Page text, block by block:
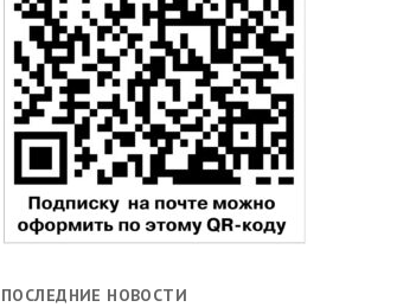
ПОСЛЕДНИЕ НОВОСТИ